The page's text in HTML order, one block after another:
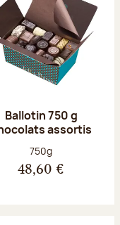
Ballotin 750 g
assortis
Poids net :
750g
48,60 €